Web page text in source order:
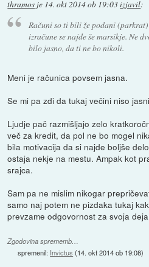
thramos je 14. okt 2014 ob 19:03izjavil:
Računi so ti bili že podani
izračune se najde še marsikje. Ne
bilo jasno, da ti ne bo nikoli.
Meni je računica povsem jasna.
Se mi pa zdi da tukaj večini niso
Ljudje pač razmišljajo zelo
več za kredit, da pol ne bo mogel
bila motivacija da si najde boljše
ostaja nekje na mestu. Ampak kot
srajca.
Sam pa ne mislim nikogar
samo naj potem ne pizdaka tukaj
prevzame odgovornost za svoja
Zgodovina sprememb…
spremenil: Invictus (14. okt 2014 ob 19:08)